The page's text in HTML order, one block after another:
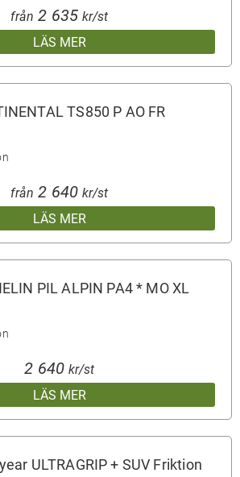
LÄS MER
från 2 635 kr/st
TS850 P AO FR
LÄS MER
från 2 640 kr/st
PIL ALPIN PA4 * MO XL
LÄS MER
2 640 kr/st
ULTRAGRIP + SUV Friktion